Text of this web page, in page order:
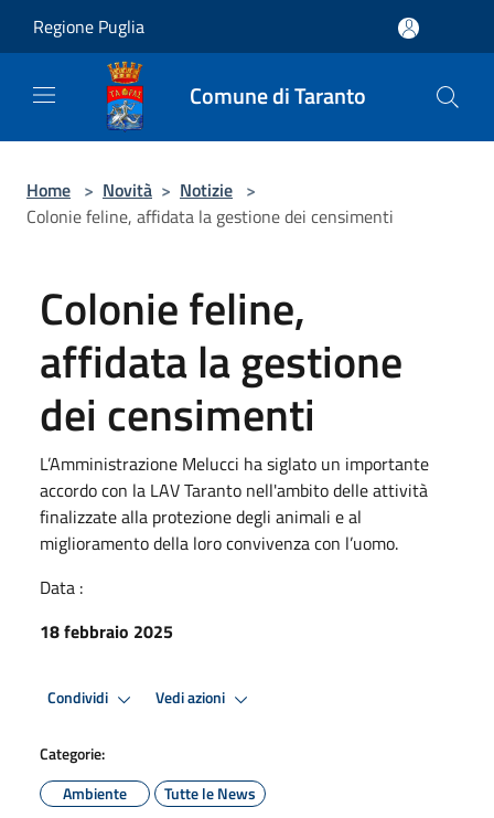
Regione Puglia
Comune di Taranto
Home > Novità > Notizie >
Colonie feline, affidata la gestione dei censimenti
Colonie feline,
affidata la gestione
dei censimenti
L’Amministrazione Melucci ha siglato un importante
accordo con la LAV Taranto nell'ambito delle attività
finalizzate alla protezione degli animali e al
miglioramento della loro convivenza con l’uomo.
Data :
18 febbraio 2025
Condividi Vedi azioni
Categorie:
Ambiente
Tutte le News